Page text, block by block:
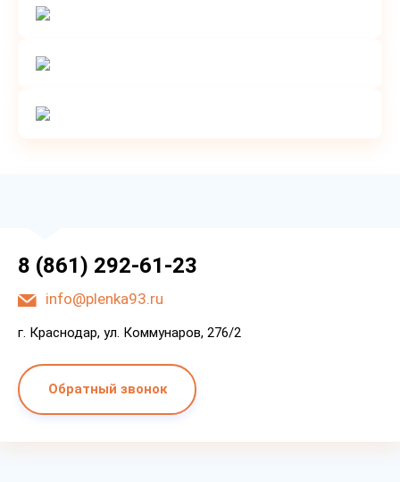
8 (861) 292-61-23
info@plenka93.ru
г. Краснодар, ул. Коммунаров, 276/2
Обратный звонок